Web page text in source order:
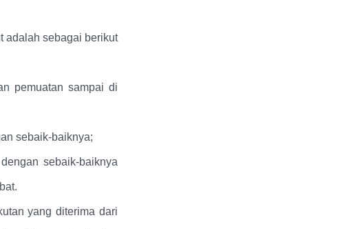
adalah sebagai berikut
pemuatan sampai di
sebaik-baiknya;
sebaik-baiknya
yang diterima dari